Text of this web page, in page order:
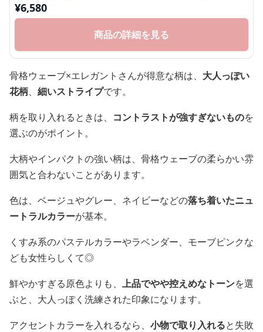
¥6,580
商品の詳細を見る
骨格ウェーブ×エレガントさんが得意な柄は、 大人っぽい
花柄、 細いストライプです。
柄を取り入れるときは、 コントラストが強すぎないものを
選ぶのがポイント。
大柄やインパクトの強い柄は、骨格ウェーブの柔らかい雰
囲気と合わないことがあります。
色は、ベージュやグレー、ネイビーなどの落ち着いたニュ
ートラルカラーが基本。
くすみ系のパステルカラーやラベンダー、モーブピンクな
ども女性らしくて◎
鮮やかすぎる原色よりも、 上品でやや控えめなトーンを選
ぶと、大人っぽく洗練された印象になります。
アクセントカラーを入れるなら、 小物で取り入れると失敗